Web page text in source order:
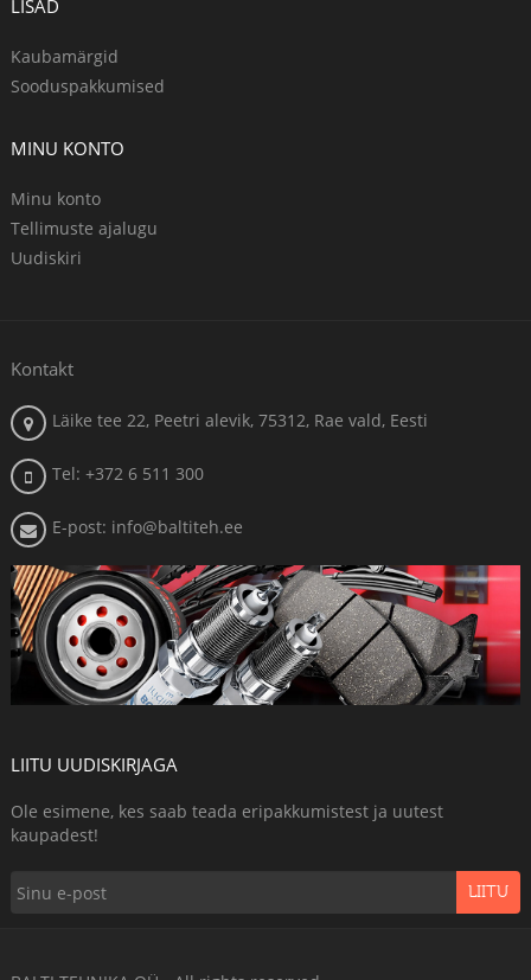
LISAD
Kaubamärgid
Sooduspakkumised
MINU KONTO
Minu konto
Tellimuste ajalugu
Uudiskiri
Kontakt
Läike tee 22, Peetri alevik, 75312, Rae vald, Eesti
Tel: +372 6 511 300
E-post: info@baltiteh.ee
LIITU UUDISKIRJAGA
Ole esimene, kes saab teada eripakkumistest ja uutest
kaupadest!
LIITU